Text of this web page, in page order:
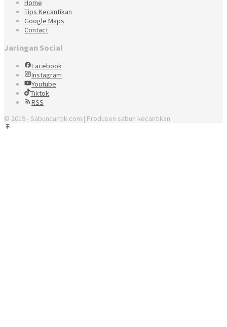
Home
Tips Kecantikan
Google Maps
Contact
Jaringan Social
Facebook
Instagram
Youtube
Tiktok
RSS
© 2019 - Sabuncantik.com | Produsen sabun kecantikan